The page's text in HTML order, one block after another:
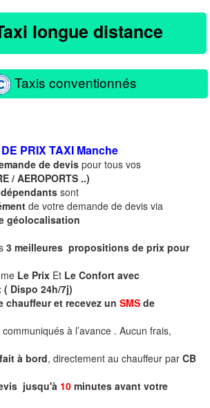
longue distance
Taxis conventionnés
PRIX TAXI Manche
de devis pour tous vos
/ AEROPORTS ..)
sont
de votre demande de devis via
géolocalisation
3 meilleures propositions de prix pour
Le Prix Et Le Confort avec
Dispo 24h/7j)
chauffeur et recevez un SMS de
communiqués à l’avance . Aucun frais,
à bord, directement au chauffeur par CB
jusqu'à 10 minutes avant votre